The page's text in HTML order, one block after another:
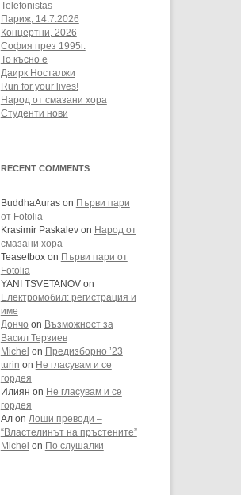
Telefonistas
Париж, 14.7.2026
Концертни, 2026
София през 1995г.
То късно е
Даирк Носталжи
Run for your lives!
Народ от смазани хора
Студенти нови
RECENT COMMENTS
BuddhaAurason
Първи пари
от Fotolia
Krasimir Paskalevon Народ от
смазани хора
Teasetboxon
Първи пари от
Fotolia
YANI TSVETANOVon
Електромобил: регистрация и
име
Дончо on Възможност за
Васил Терзиев
Michel on
Предизборно ’23
turin on Не гласувам и се
гордея
Илиян on Не гласувам и се
гордея
Алon Лоши преводи –
“Властелинът на пръстените”
Michel on По слушалки